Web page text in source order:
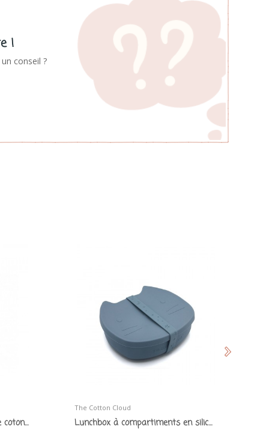
!
conseil ?
Bavoir en bambou et gaze de coton mousse de...
The Cotton Cloud
Lunchbox à compartiments en silicone «Pippa le...